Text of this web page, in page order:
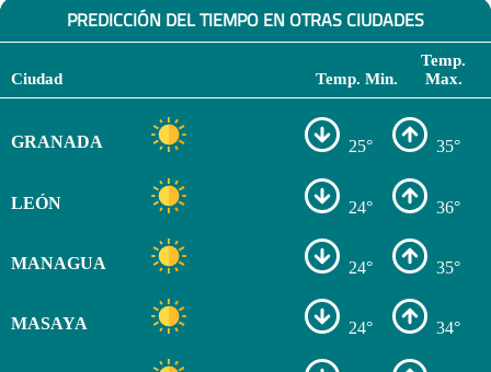
PREDICCIÓN DEL TIEMPO EN OTRAS CIUDADES
Ciudad Temp. Min.
Temp.
Max.
GRANADA 25° 35°
LEÓN 24° 36°
MANAGUA 24° 35°
MASAYA 24° 34°